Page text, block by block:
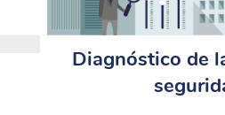
Diagnóstico de